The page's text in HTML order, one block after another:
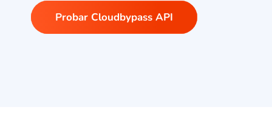
Probar Cloudbypass API